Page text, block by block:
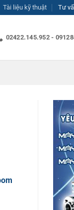
Tài liệu kỹ thuật Tư
02422.145.952 -